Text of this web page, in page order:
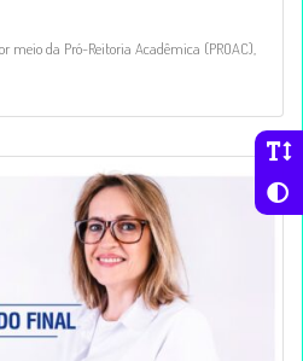
meio da Pró-Reitoria Acadêmica (PROAC),